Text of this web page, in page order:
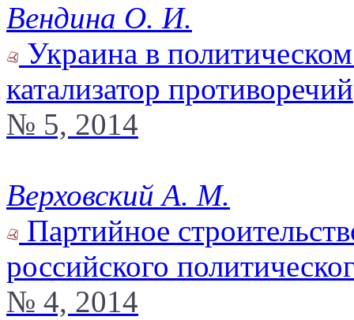
Вендина О. И.
Украина в
катализатор противоречий
№ 5, 2014
Верховский А. М.
Партийное
российского
№ 4, 2014